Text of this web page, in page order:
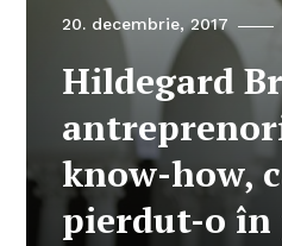
20. decembrie, 2017
Hildegard
know-how,
pierdut-o în